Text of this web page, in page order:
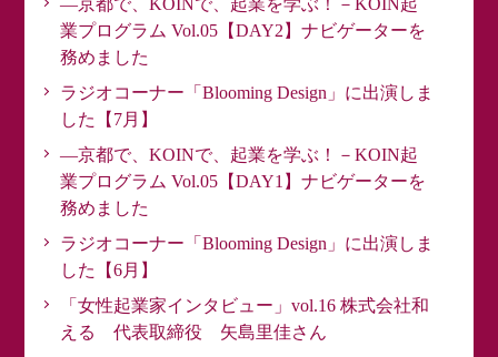
―京都で、KOINで、起業を学ぶ！－KOIN起
業プログラム Vol.05【DAY2】ナビゲーターを
務めました
ラジオコーナー「Blooming Design」に出演しま
した【7月】
―京都で、KOINで、起業を学ぶ！－KOIN起
業プログラム Vol.05【DAY1】ナビゲーターを
務めました
ラジオコーナー「Blooming Design」に出演しま
した【6月】
「女性起業家インタビュー」vol.16 株式会社和
える 代表取締役 矢島里佳さん